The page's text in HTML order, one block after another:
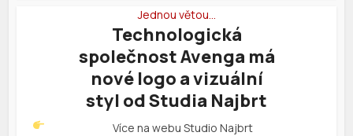
Jednou větou…
Technologická
společnost Avenga má
nové logo a vizuální
styl od Studia Najbrt
Více na webu Studio Najbrt